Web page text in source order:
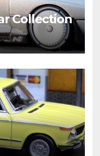
Collection